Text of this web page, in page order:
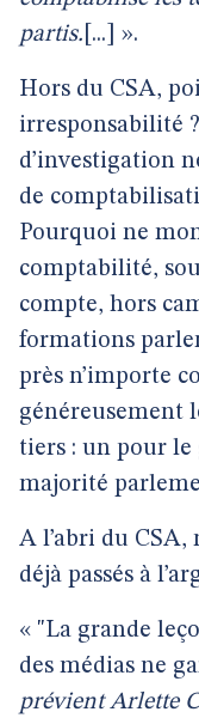
partis. [...] ».
Hors du CSA,
irresponsabilité
d’investigation
de
Pourquoi ne
comptabilité,
compte, hors
formations
près n’importe
généreusement
tiers : un pour
majorité
A l’abri du CSA,
déjà passés à
« "La grande
des médias ne
prévient Arlette